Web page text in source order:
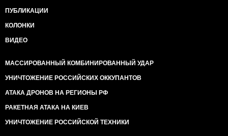
ПУБЛИКАЦИИ
КОЛОНКИ
ВИДЕО
МАССИРОВАННЫЙ КОМБИНИРОВАННЫЙ УДАР
УНИЧТОЖЕНИЕ РОССИЙСКИХ ОККУПАНТОВ
АТАКА ДРОНОВ НА РЕГИОНЫ РФ
РАКЕТНАЯ АТАКА НА КИЕВ
УНИЧТОЖЕНИЕ РОССИЙСКОЙ ТЕХНИКИ